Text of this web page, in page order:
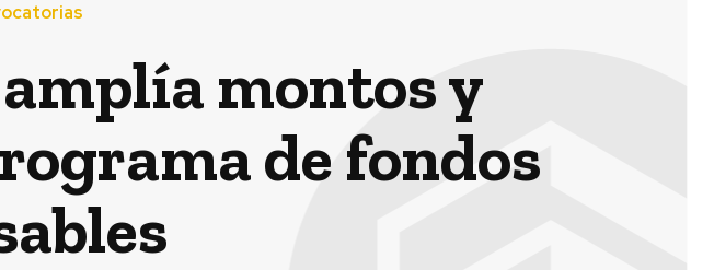
montos y
de fondos